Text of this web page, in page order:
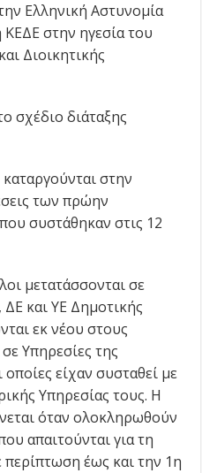
Ελληνική Αστυνομία
στην ηγεσία του
Διοικητικής
σχέδιο διάταξης
στην
των πρώην
συστάθηκαν στις 12
μετατάσσονται σε
και ΥΕ Δημοτικής
εκ νέου στους
Υπηρεσίες της
είχαν συσταθεί με
Υπηρεσίας τους. Η
όταν ολοκληρωθούν
απαιτούνται για τη
περίπτωση έως και την 1η